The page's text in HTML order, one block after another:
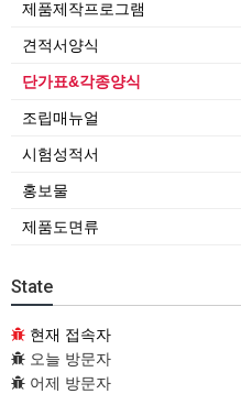
제품제작프로그램
견적서양식
단가표&각종양식
조립매뉴얼
시험성적서
홍보물
제품도면류
State
현재 접속자
오늘 방문자
어제 방문자